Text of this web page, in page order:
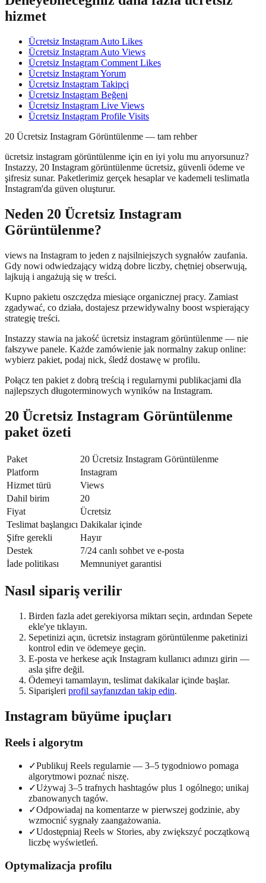
hizmet
Ücretsiz Instagram Auto Likes
Ücretsiz Instagram Auto Views
Ücretsiz Instagram Comment Likes
Ücretsiz Instagram Yorum
Ücretsiz Instagram Takipçi
Ücretsiz Instagram Beğeni
Ücretsiz Instagram Live Views
Ücretsiz Instagram Profile Visits
20 Ücretsiz Instagram Görüntülenme — tam rehber
ücretsiz instagram görüntülenme için en iyi yolu mu arıyorsunuz?
Instazzy, 20 Instagram görüntülenme ücretsiz, güvenli ödeme ve
şifresiz sunar. Paketlerimiz gerçek hesaplar ve kademeli teslimatla
Instagram'da güven oluşturur.
Neden 20 Ücretsiz Instagram
Görüntülenme?
views na Instagram to jeden z najsilniejszych sygnałów zaufania.
Gdy nowi odwiedzający widzą dobre liczby, chętniej obserwują,
lajkują i angażują się w treści.
Kupno pakietu oszczędza miesiące organicznej pracy. Zamiast
zgadywać, co działa, dostajesz przewidywalny boost wspierający
strategię treści.
Instazzy stawia na jakość ücretsiz instagram görüntülenme — nie
fałszywe panele. Każde zamówienie jak normalny zakup online:
wybierz pakiet, podaj nick, śledź dostawę w profilu.
Połącz ten pakiet z dobrą treścią i regularnymi publikacjami dla
najlepszych długoterminowych wyników na Instagram.
20 Ücretsiz Instagram Görüntülenme
paket özeti
Paket
20 Ücretsiz Instagram Görüntülenme
Platform
Instagram
Hizmet türü
Views
Dahil birim
20
Fiyat
Ücretsiz
Teslimat başlangıcı Dakikalar içinde
Şifre gerekli
Hayır
Destek
7/24 canlı sohbet ve e-posta
İade politikası
Memnuniyet garantisi
Nasıl sipariş verilir
Birden fazla adet gerekiyorsa miktarı seçin, ardından Sepete
ekle'ye tıklayın.
Sepetinizi açın, ücretsiz instagram görüntülenme paketinizi
kontrol edin ve ödemeye geçin.
E-posta ve herkese açık Instagram kullanıcı adınızı girin —
asla şifre değil.
Ödemeyi tamamlayın, teslimat dakikalar içinde başlar.
Siparişleri profil sayfanızdan takip edin.
Instagram büyüme ipuçları
Reels i algorytm
✓Publikuj Reels regularnie — 3–5 tygodniowo pomaga
algorytmowi poznać niszę.
✓Używaj 3–5 trafnych hashtagów plus 1 ogólnego; unikaj
zbanowanych tagów.
✓Odpowiadaj na komentarze w pierwszej godzinie, aby
wzmocnić sygnały zaangażowania.
✓Udostępniaj Reels w Stories, aby zwiększyć początkową
liczbę wyświetleń.
Optymalizacja profilu